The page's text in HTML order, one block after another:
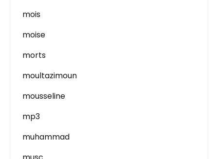
mois
moise
morts
moultazimoun
mousseline
mp3
muhammad